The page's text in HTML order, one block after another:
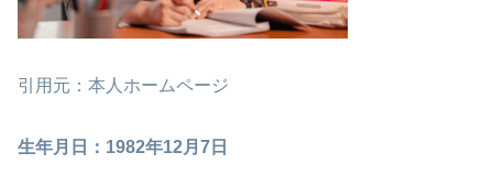
引用元：本人ホームページ
生年月日：1982年12月7日